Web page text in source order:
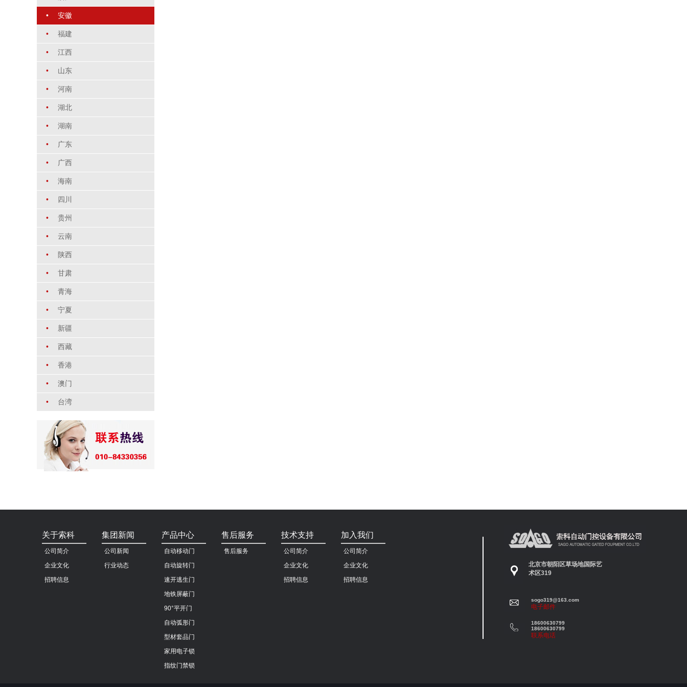
• 安徽
• 福建
• 江西
• 山东
• 河南
• 湖北
• 湖南
• 广东
• 广西
• 海南
• 四川
• 贵州
• 云南
• 陕西
• 甘肃
• 青海
• 宁夏
• 新疆
• 西藏
• 香港
• 澳门
• 台湾
关于索科
公司简介
企业文化
招聘信息
集团新闻
公司新闻
行业动态
产品中心
自动移动门
自动旋转门
速开逃生门
地铁屏蔽门
90°平开门
自动弧形门
型材套品门
家用电子锁
指纹门禁锁
售后服务
售后服务
技术支持
公司简介
企业文化
招聘信息
加入我们
公司简介
企业文化
招聘信息
北京市朝阳区草场地国际艺
术区319
sogo319@163.com
电子邮件
18600630799
18600630799
联系电话